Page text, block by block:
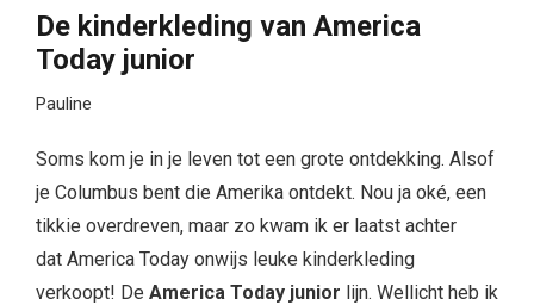
De kinderkleding van America
Today junior
Pauline
Soms kom je in je leven tot een grote ontdekking. Alsof
je Columbus bent die Amerika ontdekt. Nou ja oké, een
tikkie overdreven, maar zo kwam ik er laatst achter
dat America Today onwijs leuke kinderkleding
verkoopt! De America Today junior lijn. Wellicht heb ik